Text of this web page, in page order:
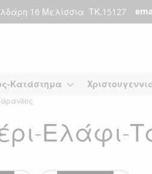
16 Μελίσσια ΤΚ.15127
Κατάστημα
Ελάφι-